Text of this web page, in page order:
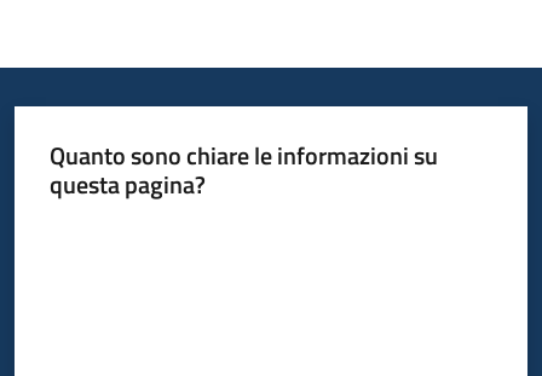
Quanto sono chiare le informazioni su
questa pagina?